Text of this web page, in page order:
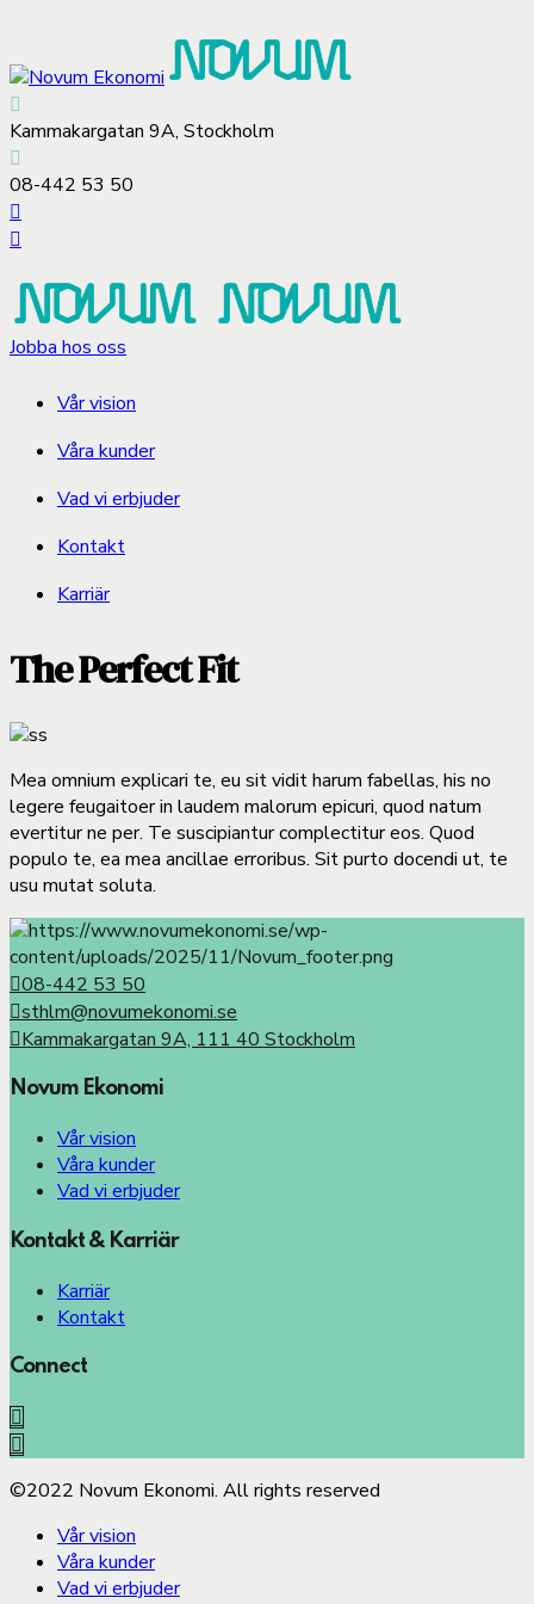
Kammakargatan 9A, Stockholm
08-442 53 50
Jobba hos oss
Vår vision
Våra kunder
Vad vi erbjuder
Kontakt
Karriär
The Perfect Fit
Mea omnium explicari te, eu sit vidit harum fabellas, his no
legere feugaitoer in laudem malorum epicuri, quod natum
evertitur ne per. Te suscipiantur complectitur eos. Quod
populo te, ea mea ancillae erroribus. Sit purto docendi ut, te
usu mutat soluta.
08-442 53 50
sthlm@novumekonomi.se
Kammakargatan 9A, 111 40 Stockholm
Novum Ekonomi
Vår vision
Våra kunder
Vad vi erbjuder
Kontakt & Karriär
Karriär
Kontakt
Connect
©2022 Novum Ekonomi. All rights reserved
Vår vision
Våra kunder
Vad vi erbjuder